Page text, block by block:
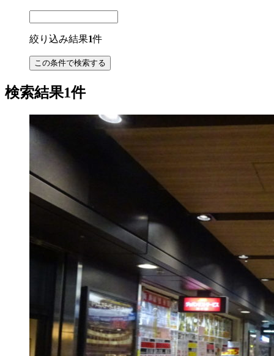
絞り込み結果1件
検索結果1件